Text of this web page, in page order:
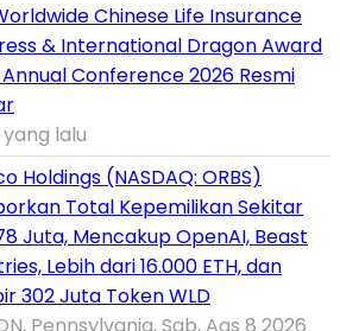
Chinese Life Insurance
& International Dragon Award
Conference 2026 Resmi
lalu
Holdings (NASDAQ: ORBS)
Total Kepemilikan Sekitar
Juta, Mencakup OpenAI, Beast
Lebih dari 16.000 ETH, dan
302 Juta Token WLD
Pennsylvania, Sab, Ags 8 2026